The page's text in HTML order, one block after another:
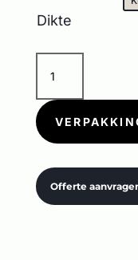
Dikte
CODE
WHITE
aantal
Offerte